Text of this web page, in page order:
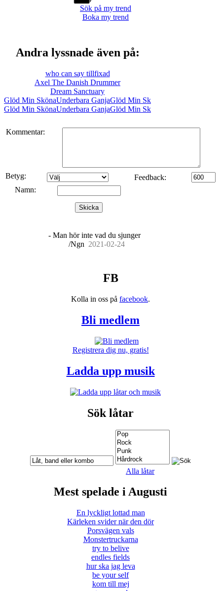
Sök på my trend
Boka my trend
Andra lyssnade även på:
who can say tillfixad
Axel The Danish Drummer
Dream Sanctuary
Glöd Min SkönaUnderbara GanjaGlöd Min Sk
Glöd Min SkönaUnderbara GanjaGlöd Min Sk
Kommentar:
Betyg:
Feedback:
Namn:
Skicka
- Man hör inte vad du sjunger
/Ngn 2021-02-24
FB
Kolla in oss på facebook.
Bli medlem
Registrera dig nu, gratis!
Ladda upp musik
Sök låtar
Alla låtar
Mest spelade i Augusti
En lyckligt lottad man
Kärleken svider när den dör
Porsvägen vals
Monstertruckarna
try to belive
endles fields
hur ska jag leva
be your self
kom till mej